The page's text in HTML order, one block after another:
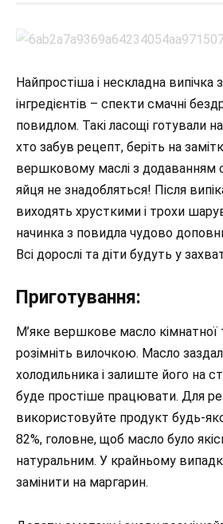
Найпростіша і нескладна випічка
інгредієнтів – спекти смачні
повидлом. Такі ласощі готували
хто забув рецепт, беріть на
вершковому маслі з додаванням
яйця не знадобляться! Після
виходять хрусткими і трохи
начинка з повидла чудово
Всі дорослі та діти будуть у
Приготування:
М’яке вершкове масло кімнатної
розімніть вилочкою. Масло
холодильника і залиште його на
буде простіше працювати. Для
використовуйте продукт будь-
82%, головне, щоб масло було
натуральним. У крайньому
замінити на маргарин.